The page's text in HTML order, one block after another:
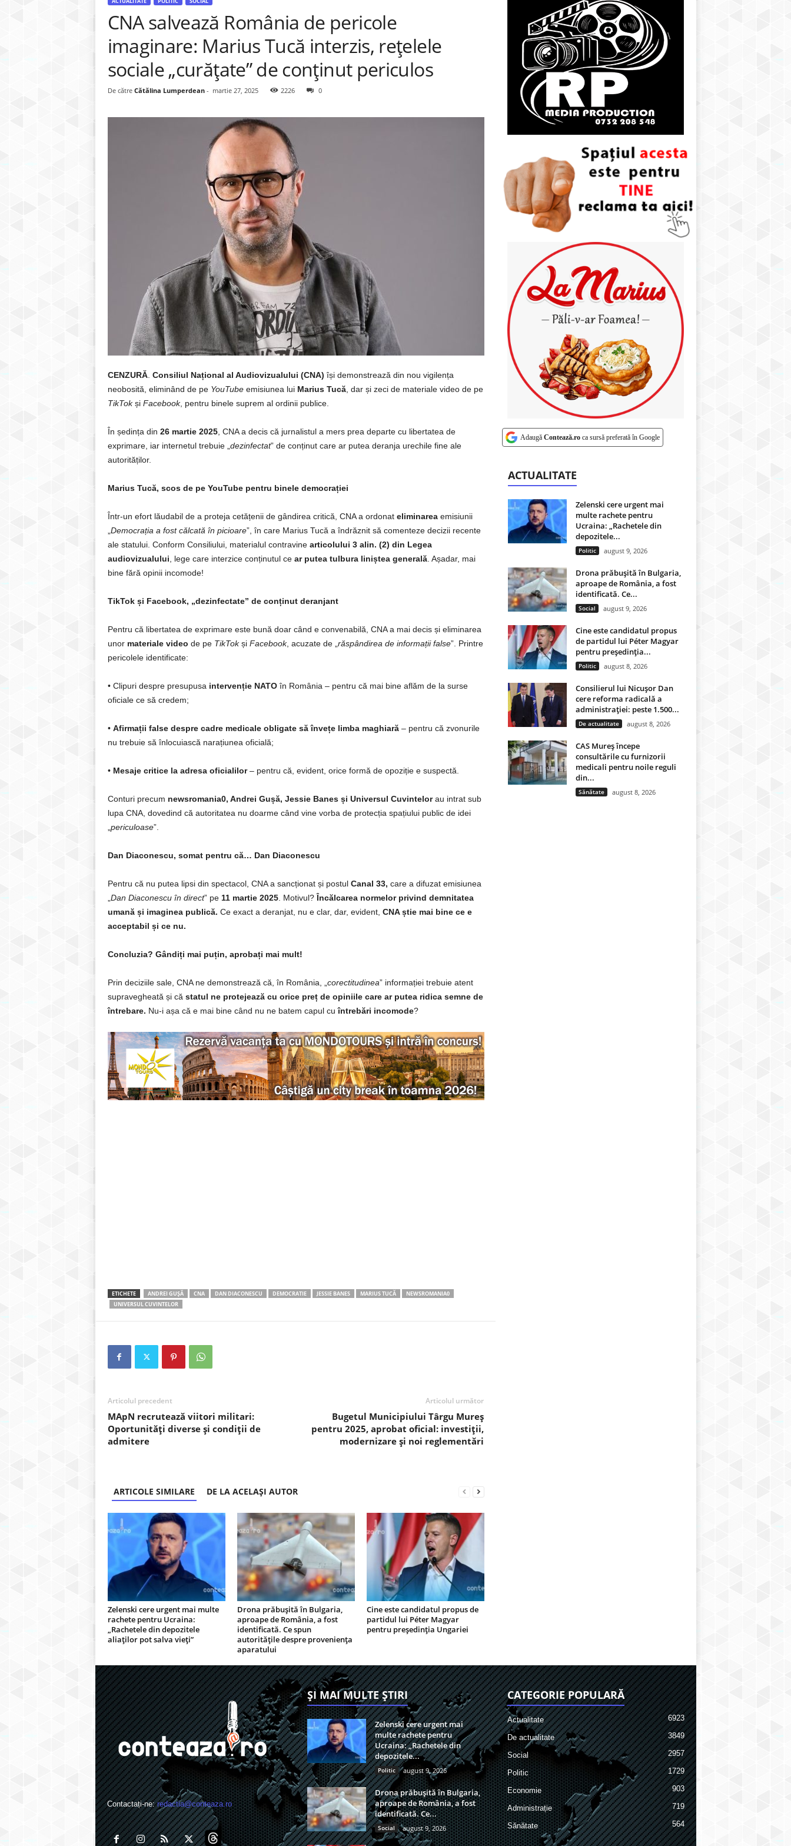
CNA salvează România de pericole
imaginare: Marius Tucă interzis, rețelele
sociale „curățate” de conținut periculos
De către Cătălina Lumperdean- martie 27, 2025 2226 0
CENZURĂ. Consiliul Național al Audiovizualului (CNA) își demonstrează din nou vigilența
neobosită, eliminând de pe YouTubeemisiunea lui Marius Tucă, dar și zeci de materiale video de pe
TikTokși Facebook, pentru binele suprem al ordinii publice.
În ședința din 26 martie 2025, CNA a decis că jurnalistul a mers prea departe cu libertatea de
exprimare, iar internetul trebuie „ dezinfectat” de conținut care ar putea deranja urechile fine ale
autorităților.
Marius Tucă, scos de pe YouTube pentru binele democrației
Într-un efort lăudabil de a proteja cetățenii de gândirea critică, CNA a ordonat eliminareaemisiunii
Democrația a fost călcată în picioare”, în care Marius Tucă a îndrăznit să comenteze decizii recente
ale statului. Conform Consiliului, materialul contravine articolului 3 alin. (2) din Legea
audiovizualului , lege care interzice conținutul ce ar putea tulbura liniștea generală. Așadar, mai
bine fără opinii incomode!
TikTok și Facebook, „dezinfectate” de conținut deranjant
Pentru că libertatea de exprimare este bună doar când e convenabilă, CNA a mai decis și eliminarea
unor materiale video de pe TikTokși Facebook, acuzate de „ răspândirea de informații false”. Printre
pericolele identificate:
• Clipuri despre presupusa intervenție NATOîn România – pentru că mai bine aflăm de la surse
oficiale ce să credem;
• Afirmații false despre cadre medicale obligate să învețe limba maghiară– pentru că zvonurile
nu trebuie să înlocuiască narațiunea oficială;
• Mesaje critice la adresa oficialilor– pentru că, evident, orice formă de opoziție e suspectă.
Conturi precum newsromania0, Andrei Gușă, Jessie Banes și Universul Cuvintelorau intrat sub
lupa CNA, dovedind că autoritatea nu doarme când vine vorba de protecția spațiului public de idei
periculoase”.
Dan Diaconescu, somat pentru că… Dan Diaconescu
Pentru că nu putea lipsi din spectacol, CNA a sancționat și postul Canal 33, care a difuzat emisiunea
Dan Diaconescu în direct” pe 11 martie 2025. Motivul? Încălcarea normelor privind demnitatea
umană și imaginea publică. Ce exact a deranjat, nu e clar, dar, evident, CNA știe mai bine ce e
acceptabil și ce nu.
Concluzia? Gândiți mai puțin, aprobați mai mult!
Prin deciziile sale, CNA ne demonstrează că, în România, „ corectitudinea” informației trebuie atent
supravegheată și că statul ne protejează cu orice preț de opiniile care ar putea ridica semne de
întrebare. Nu-i așa că e mai bine când nu ne batem capul cuîntrebări incomode?
ETICHETE ANDREI GUȘĂ CNA DAN DIACONESCU DEMOCRATIE JESSIE BANES MARIUS TUCĂ
NEWSROMANIA0
UNIVERSUL CUVINTELOR
Articolul precedent
MApN recrutează viitori militari:
Oportunități diverse și condiții de
admitere
Articolul următor
Bugetul Municipiului Târgu Mureș
pentru 2025, aprobat oficial: investiții,
modernizare și noi reglementări
ARTICOLE SIMILARE DE LA ACELAȘI AUTOR
Zelenski cere urgent mai multe
rachete pentru Ucraina:
„Rachetele din depozitele
aliaților pot salva vieți”
Drona prăbușită în Bulgaria,
aproape de România, a fost
identificată. Ce spun
autoritățile despre proveniența
aparatului
Cine este candidatul propus de
partidul lui Péter Magyar
pentru președinția Ungariei
Adaugă Contează.roca sursă preferată în Google
ACTUALITATE
Zelenski cere urgent mai
multe rachete pentru
Ucraina: „Rachetele din
depozitele...
Politic august 9, 2026
Drona prăbușită în Bulgaria,
aproape de România, a fost
identificată. Ce...
Social august 9, 2026
Cine este candidatul propus
de partidul lui Péter Magyar
pentru președinția...
Politic august 8, 2026
Consilierul lui Nicușor Dan
cere reforma radicală a
administrației: peste 1.500...
De actualitate august 8, 2026
CAS Mureș începe
consultările cu furnizorii
medicali pentru noile reguli
din...
Sănătate august 8, 2026
Contactați-ne:redactia@conteaza.ro
ȘI MAI MULTE ȘTIRI
Zelenski cere urgent mai
multe rachete pentru
Ucraina: „Rachetele din
depozitele...
Politic august 9, 2026
Drona prăbușită în Bulgaria,
aproape de România, a fost
identificată. Ce...
Social august 9, 2026
CATEGORIE POPULARĂ
Actualitate 6923
De actualitate 3849
Social 2957
Politic 1729
Economie 903
Administrație 719
Sănătate 564